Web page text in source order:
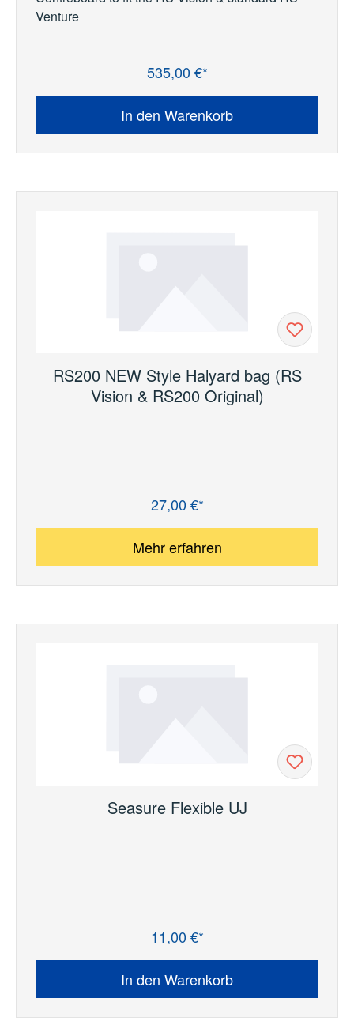
Venture
535,00 €*
In den Warenkorb
RS200 NEW Style Halyard bag (RS
Vision & RS200 Original)
27,00 €*
Mehr erfahren
Seasure Flexible UJ
11,00 €*
In den Warenkorb